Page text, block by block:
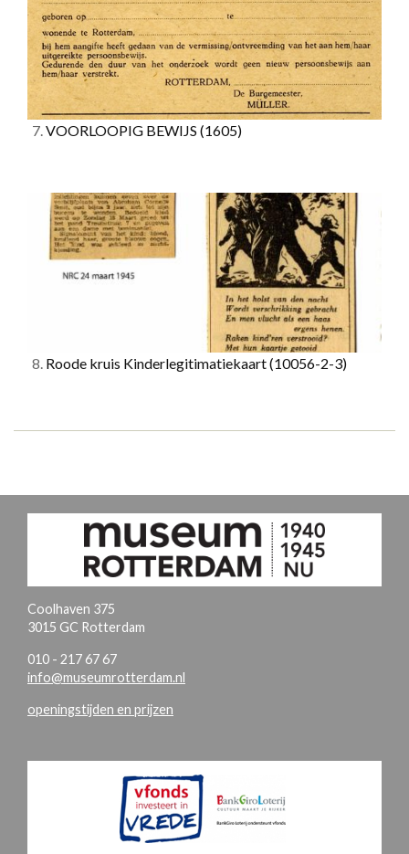
7.VOORLOOPIG BEWIJS (1605)
8. Roode kruis Kinderlegitimatiekaart(10056-2-3)
Coolhaven 375
3015 GC Rotterdam
010 - 217 67 67
info@museumrotterdam.nl
openingstijden en prijzen